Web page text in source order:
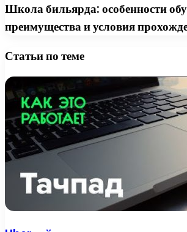
Школа бильярда: особенности
преимущества и условия
Статьи по теме